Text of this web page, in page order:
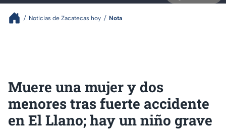
Noticias de Zacatecas hoy Nota
Muere una mujer y dos
menores tras fuerte accidente
en El Llano; hay un niño grave